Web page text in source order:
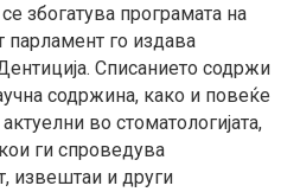
збогатува програмата на
парламент го издава
Списанието содржи
содржина, како и повеќе
во стоматологијата,
ги спроведува
извештаи и други